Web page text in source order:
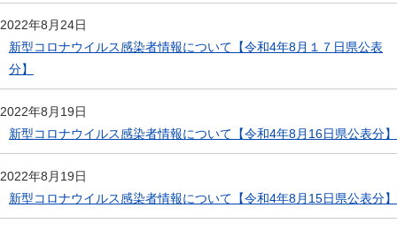
2022年8月24日
新型コロナウイルス感染者情報について【令和4年8月１７日県公表
分】
2022年8月19日
新型コロナウイルス感染者情報について【令和4年8月16日県公表分】
2022年8月19日
新型コロナウイルス感染者情報について【令和4年8月15日県公表分】